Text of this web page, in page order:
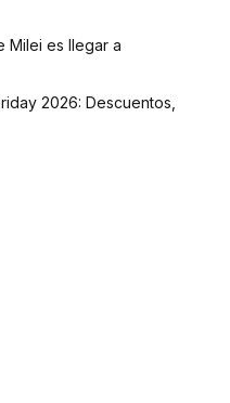
Milei es llegar a
2026: Descuentos,